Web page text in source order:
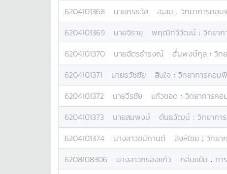
6204101368 นายกรธวัช สะสม : วิทยาการคอม
6204101369
นายจิรายุ พฤฒิทวีวัฒน์ : วิทยา
6204101370
นายฉัตรธำรงณ์ ฮั่นพงษ์กุล : วิท
6204101371
นายธวัชชัย สินใจ : วิทยาการคอม
6204101372
นายวีรชัย แก้วขอด : วิทยาการคอ
6204101373
นายสมพงษ์ ตันธวัฒน์ : วิทยากา
6204101374
นางสาวชนิกานต์ สิงห์ไชย : วิทยา
6208108306
นางสาวกรองแก้ว กลิ่นแย้ม : กา